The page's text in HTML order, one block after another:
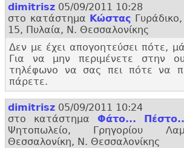
dimitrisz 05/09/2011 10:28
στο κατάστημα Κώστας
15, Πυλαία, Ν. Θεσσαλονίκης
Δεν με έχει απογοητεύσει πότε,
Για να μην περιμένετε στην
τηλέφωνο να σας πει πότε να
πάρετε.
dimitrisz 05/09/2011 10:24
στο κατάστημα Φάτο...
Ψητοπωλείο, Γρηγορίου
Θεσσαλονίκη, Ν. Θεσσαλονίκης